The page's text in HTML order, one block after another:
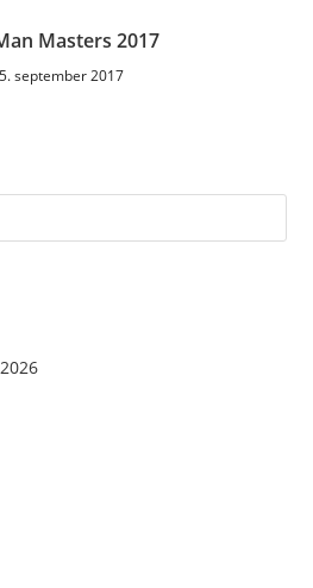
Masters 2017
september 2017